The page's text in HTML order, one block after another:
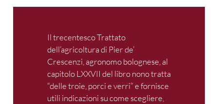
Il trecentesco Trattato
dell’agricoltura di Pier de’
Crescenzi, agronomo bolognese, al
capitolo LXXVII del libro nono tratta
“delle troie, porci e verri” e fornisce
utili indicazioni su come scegliere,